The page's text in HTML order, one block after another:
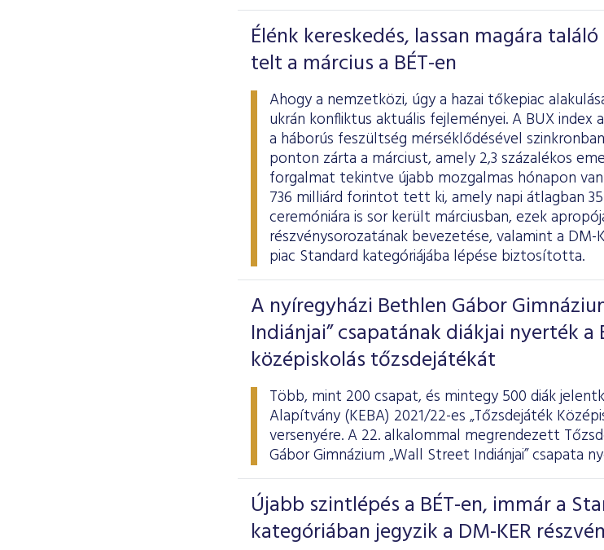
Élénk kereskedés, lassan magára
telt a március a BÉT-en
Ahogy a nemzetközi, úgy a hazai tőkepiac
ukrán konfliktus aktuális fejleményei. A BUX
a háborús feszültség mérséklődésével
ponton zárta a márciust, amely 2,3 százalékos
forgalmat tekintve újabb mozgalmas hónapon
736 milliárd forintot tett ki, amely napi átlagban
ceremóniára is sor került márciusban, ezek
részvénysorozatának bevezetése, valamint a
piac Standard kategóriájába lépése biztosította.
A nyíregyházi Bethlen Gábor
Indiánjai” csapatának diákjai nyerték
középiskolás tőzsdejátékát
Több, mint 200 csapat, és mintegy 500 diák
Alapítvány (KEBA) 2021/22-es „Tőzsdejáték
versenyére. A 22. alkalommal megrendezett
Gábor Gimnázium „Wall Street Indiánjai” csapata
Újabb szintlépés a BÉT-en, immár a
kategóriában jegyzik a DM-KER